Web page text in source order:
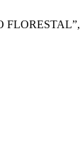
FLORESTAL”,